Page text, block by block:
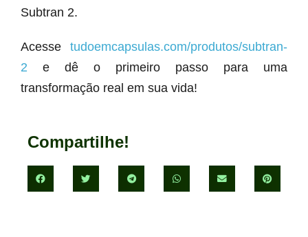
Subtran 2.
Acesse tudoemcapsulas.com/produtos/subtran-
2 e dê o primeiro passo para uma
transformação real em sua vida!
Compartilhe!